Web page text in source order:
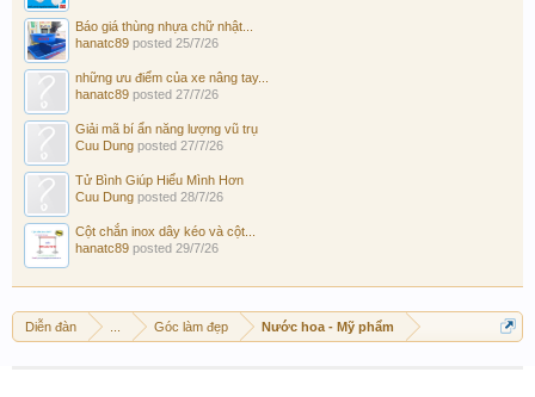
Báo giá thùng nhựa chữ nhật...
hanatc89 posted 25/7/26
những ưu điểm của xe nâng tay...
hanatc89 posted 27/7/26
Giải mã bí ẩn năng lượng vũ trụ
Cuu Dung posted 27/7/26
Tử Bình Giúp Hiểu Mình Hơn
Cuu Dung posted 28/7/26
Cột chắn inox dây kéo và cột...
hanatc89 posted 29/7/26
Diễn đàn Góc làm đẹp Nước hoa - Mỹ phẩm